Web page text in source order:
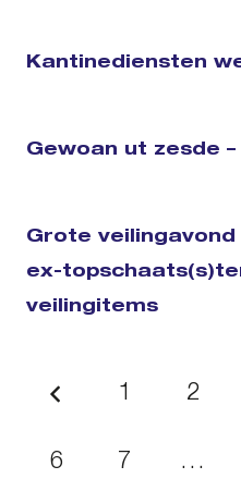
Kantinediensten
Gewoan ut zesde –
Grote veilingavond
ex-
veilingitems
1 2
6 7 …